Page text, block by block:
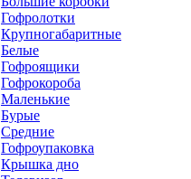
Гофролотки
Крупногабаритные
Белые
Гофроящики
Гофрокороба
Маленькие
Бурые
Средние
Гофроупаковка
Крышка дно